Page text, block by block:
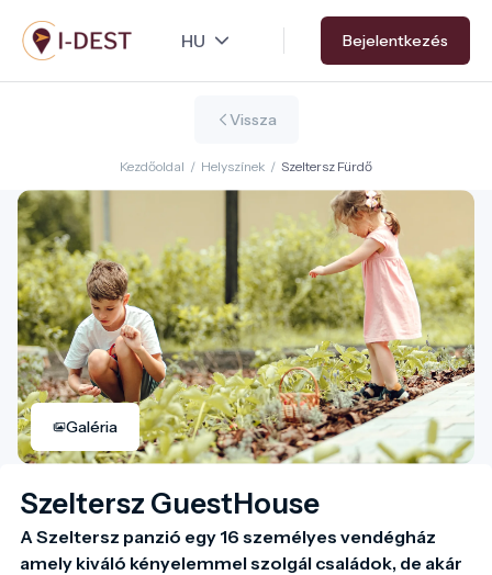
Ugrás
a
tartalomra
Bejelentkezés
Vissza
Kezdőoldal / Helyszínek / Szeltersz Fürdő
Galéria
Szeltersz GuestHouse
A Szeltersz panzió egy 16 személyes vendégház
amely kiváló kényelemmel szolgál családok, de akár